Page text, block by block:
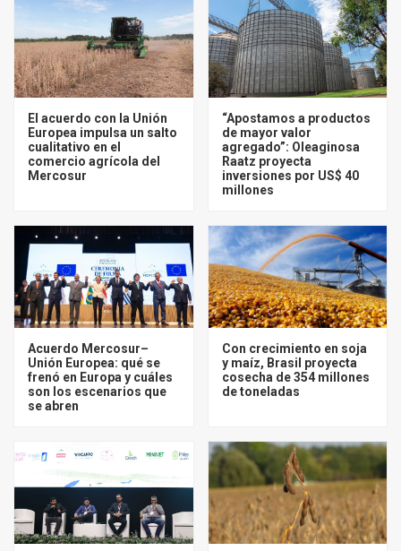
El acuerdo con la Unión
Europea impulsa un salto
cualitativo en el
comercio agrícola del
Mercosur
“Apostamos a productos
de mayor valor
agregado”: Oleaginosa
Raatz proyecta
inversiones por US$ 40
millones
Acuerdo Mercosur–
Unión Europea: qué se
frenó en Europa y cuáles
son los escenarios que
se abren
Con crecimiento en soja
y maíz, Brasil proyecta
cosecha de 354 millones
de toneladas